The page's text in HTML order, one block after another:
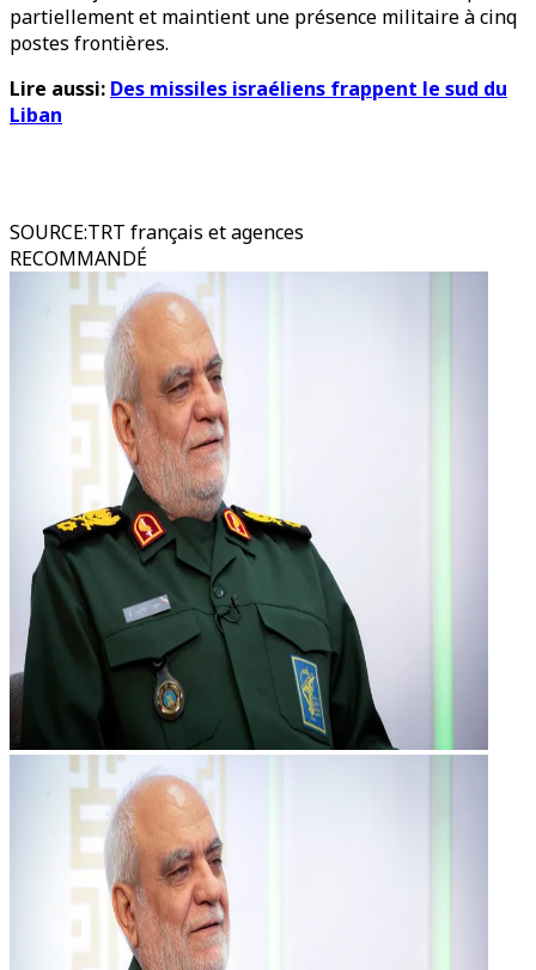
partiellement et maintient une présence militaire à cinq
postes frontières.
Lire aussi: Des missiles israéliens frappent le sud du
Liban
SOURCE:TRT français et agences
RECOMMANDÉ